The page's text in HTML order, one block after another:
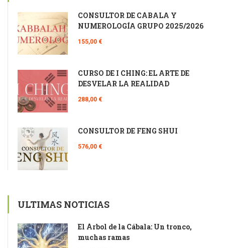
CONSULTOR DE CÁBALA Y
NUMEROLOGÍA GRUPO 2025/2026
155,00 €
CURSO DE I CHING: EL ARTE DE
DESVELAR LA REALIDAD
288,00 €
CONSULTOR DE FENG SHUI
576,00 €
ULTIMAS NOTICIAS
El Árbol de la Cábala: Un tronco,
muchas ramas